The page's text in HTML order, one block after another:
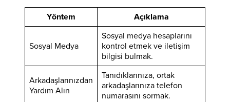
Yöntem Açıklama
Sosyal Medya
Sosyal medya hesaplarını
kontrol etmek ve iletişim
bilgisi bulmak.
Arkadaşlarınızdan
Yardım Alın
Tanıdıklarınıza, ortak
arkadaşlarınıza telefon
numarasını sormak.